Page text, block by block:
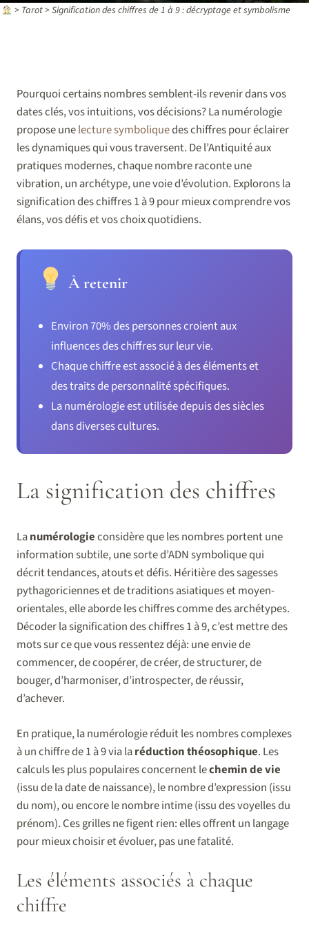
> Tarot>Signification des chiffres de 1 à 9 : décryptage et symbolisme
Pourquoi certains nombres semblent-ils revenir dans vos
dates clés, vos intuitions, vos décisions? La numérologie
propose unelecture symboliquedes chiffres pour éclairer
les dynamiques qui vous traversent. De l’Antiquité aux
pratiques modernes, chaque nombre raconte une
vibration, un archétype, une voie d’évolution. Explorons la
signification des chiffres 1 à 9 pour mieux comprendre vos
élans, vos défis et vos choix quotidiens.
À retenir
Environ 70% des personnes croient aux
influences des chiffres sur leur vie.
Chaque chiffre est associé à des éléments et
des traits de personnalité spécifiques.
La numérologie est utilisée depuis des siècles
dans diverses cultures.
La signification des chiffres
Lanumérologieconsidère que les nombres portent une
information subtile, une sorte d’ADN symbolique qui
décrit tendances, atouts et défis. Héritière des sagesses
pythagoriciennes et de traditions asiatiques et moyen-
orientales, elle aborde les chiffres comme des archétypes.
Décoder la signification des chiffres 1 à 9, c’est mettre des
mots sur ce que vous ressentez déjà: une envie de
commencer, de coopérer, de créer, de structurer, de
bouger, d’harmoniser, d’introspecter, de réussir,
d’achever.
En pratique, la numérologie réduit les nombres complexes
à un chiffre de 1 à 9 via laréduction théosophique. Les
calculs les plus populaires concernent lechemin de vie
(issu de la date de naissance), le nombre d’expression (issu
du nom), ou encore le nombre intime (issu des voyelles du
prénom). Ces grilles ne figent rien: elles offrent un langage
pour mieux choisir et évoluer, pas une fatalité.
Les éléments associés à chaque
chiffre